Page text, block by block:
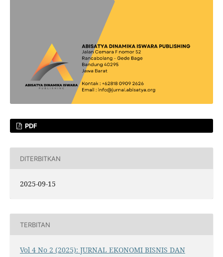
PDF
DITERBITKAN
2025-09-15
TERBITAN
Vol 4 No 2 (2025): JURNAL EKONOMI BISNIS DAN